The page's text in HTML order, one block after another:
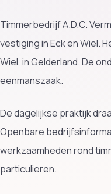
Timmerbedrijf A.D.C.
vestiging in Eck en Wiel.
Wiel, in Gelderland. De
eenmanszaak.
De dagelijkse praktijk
Openbare
werkzaamheden rond
particulieren.